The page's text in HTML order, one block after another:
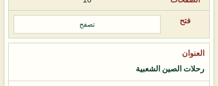
تصفح
رحلات الصين الشعبية